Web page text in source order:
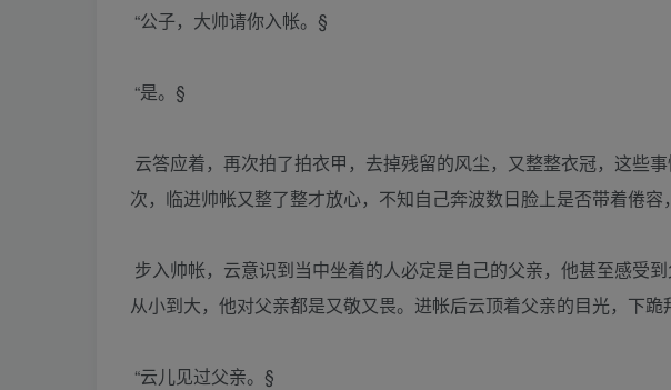
“公子，大帅请你入帐。§
“是。§
云答应着，再次拍了拍衣甲，去掉残留的风尘，又整整衣冠，这些
次，临进帅帐又整了整才放心，不知自己奔波数日脸上是否带着倦容
步入帅帐，云意识到当中坐着的人必定是自己的父亲，他甚至感受
从小到大，他对父亲都是又敬又畏。进帐后云顶着父亲的目光，下跪
“云儿见过父亲。§